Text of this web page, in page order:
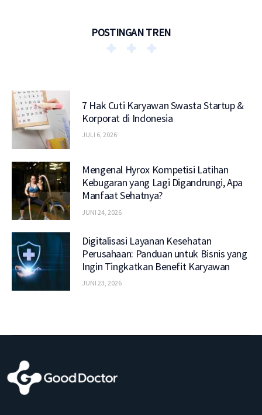
POSTINGAN TREN
7 Hak Cuti Karyawan Swasta Startup &
Korporat di Indonesia
JULI 6, 2026
Mengenal Hyrox Kompetisi Latihan
Kebugaran yang Lagi Digandrungi, Apa
Manfaat Sehatnya?
JUNI 24, 2026
Digitalisasi Layanan Kesehatan
Perusahaan: Panduan untuk Bisnis yang
Ingin Tingkatkan Benefit Karyawan
JUNI 23, 2026